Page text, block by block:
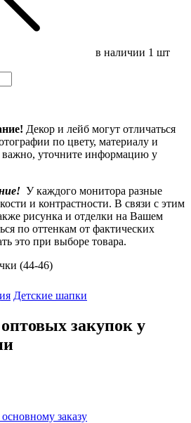
в наличии 1 шт
Декор и лейб могут отличаться
по цвету, материалу и
важно, уточните информацию у
У каждого монитора разные
и контрастности. В связи с этим
рисунка и отделки на Вашем
по оттенкам от фактических
это при выборе товара.
(44-46)
Детские шапки
закупок у
основному заказу